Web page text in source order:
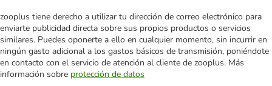
zooplus tiene derecho a utilizar tu dirección de correo electrónico para
enviarte publicidad directa sobre sus propios productos o servicios
similares. Puedes oponerte a ello en cualquier momento, sin incurrir en
ningún gasto adicional a los gastos básicos de transmisión, poniéndote
en contacto con el servicio de atención al cliente de zooplus. Más
información sobre protección de datos